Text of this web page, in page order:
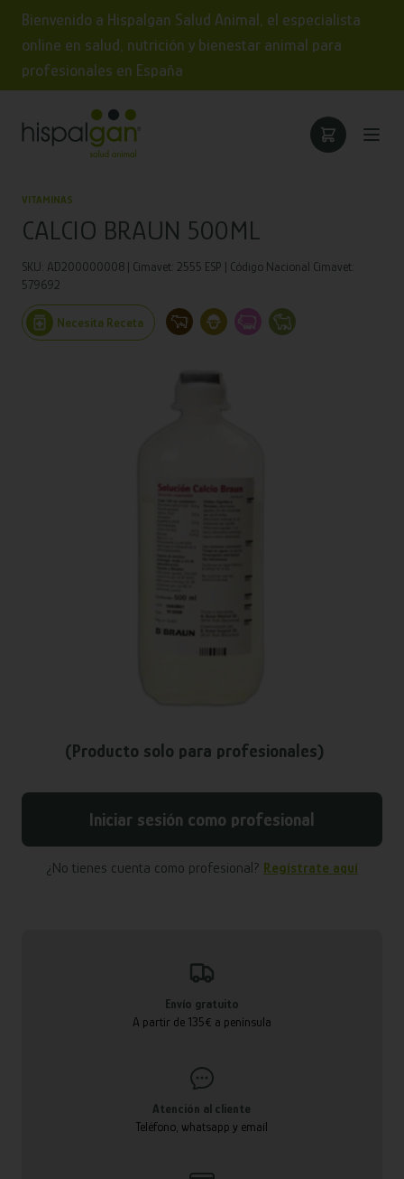
Bienvenido a Hispalgan Salud Animal, el especialista
online en salud, nutrición y bienestar animal para
profesionales en España
VITAMINAS
CALCIO BRAUN 500ML
SKU: AD200000008 | Cimavet: 2555 ESP | Código Nacional Cimavet:
579692
Necesita Receta
(Producto solo para profesionales)
Iniciar sesión como profesional
¿No tienes cuenta como profesional? Regístrate aquí
Envío gratuito
A partir de 135€ a península
Atención al cliente
Teléfono, whatsapp y email